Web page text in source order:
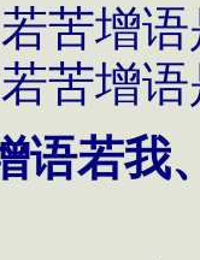
苦增
苦增
语若我